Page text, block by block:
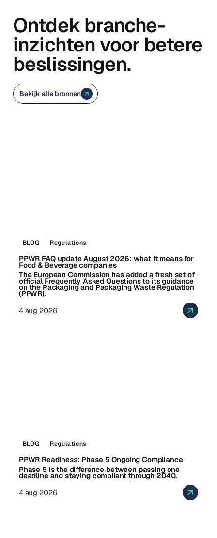
Ontdek branche-
inzichten voor betere
beslissingen.
Bekijk alle bronnen
BLOG Regulations
PPWR FAQ update August 2026: what it means for
Food & Beverage companies
The European Commission has added a fresh set of
official Frequently Asked Questions to its guidance
on the Packaging and Packaging Waste Regulation
(PPWR).
4 aug 2026
BLOG Regulations
PPWR Readiness: Phase 5 Ongoing Compliance
Phase 5 is the difference between passing one
deadline and staying compliant through 2040.
4 aug 2026